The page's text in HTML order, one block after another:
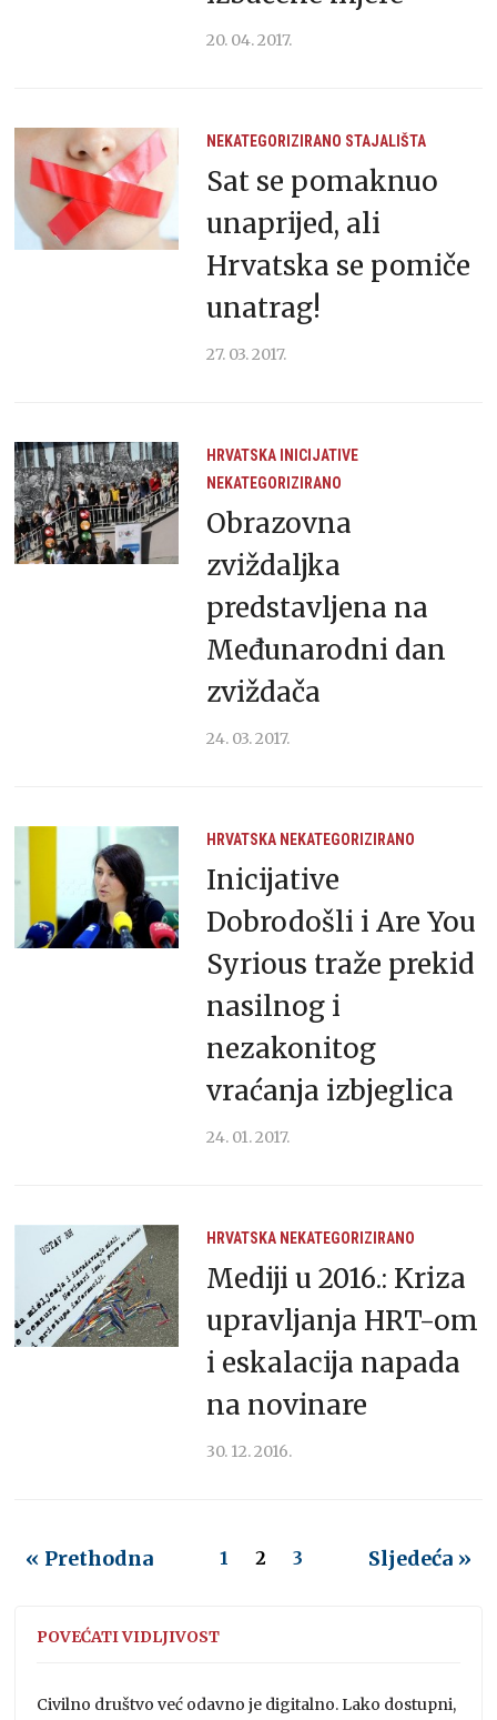
20. 04. 2017.
NEKATEGORIZIRANO STAJALIŠTA
Sat se pomaknuo
unaprijed, ali
Hrvatska se pomiče
unatrag!
27. 03. 2017.
HRVATSKA
INICIJATIVE
NEKATEGORIZIRANO
Obrazovna
zviždaljka
predstavljena na
Međunarodni dan
zviždača
24. 03. 2017.
HRVATSKA NEKATEGORIZIRANO
Inicijative
Dobrodošli i Are You
Syrious traže prekid
nasilnog i
nezakonitog
vraćanja izbjeglica
24. 01. 2017.
HRVATSKA NEKATEGORIZIRANO
Mediji u 2016.: Kriza
upravljanja HRT-om
i eskalacija napada
na novinare
30. 12. 2016.
« Prethodna 1 2 3 Sljedeća »
POVEĆATI VIDLJIVOST
Civilno društvo već odavno je digitalno. Lako dostupni,